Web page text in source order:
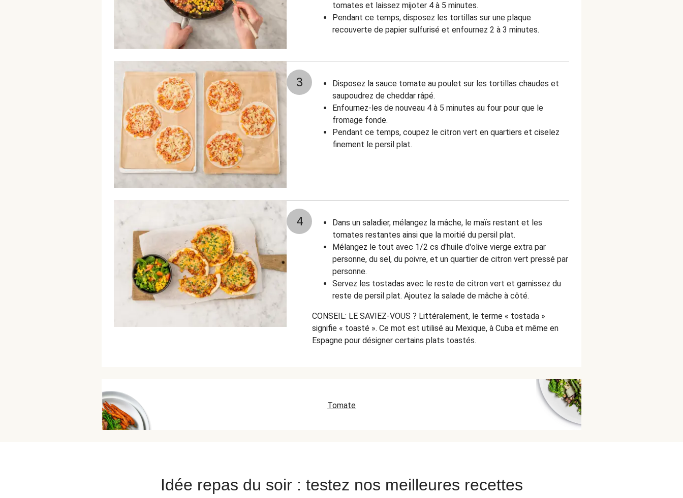
tomates et laissez mijoter 4 à 5 minutes.
Pendant ce temps, disposez les tortillas sur une plaque
recouverte de papier sulfurisé et enfournez 2 à 3 minutes.
3
Disposez la sauce tomate au poulet sur les tortillas chaudes et
saupoudrez de cheddar râpé.
Enfournez-les de nouveau 4 à 5 minutes au four pour que le
fromage fonde.
Pendant ce temps, coupez le citron vert en quartiers et ciselez
finement le persil plat.
4
Dans un saladier, mélangez la mâche, le maïs restant et les
tomates restantes ainsi que la moitié du persil plat.
Mélangez le tout avec 1/2 cs d'huile d'olive vierge extra par
personne, du sel, du poivre, et un quartier de citron vert pressé par
personne.
Servez les tostadas avec le reste de citron vert et garnissez du
reste de persil plat. Ajoutez la salade de mâche à côté.
CONSEIL: LE SAVIEZ-VOUS ? Littéralement, le terme « tostada »
signifie « toasté ». Ce mot est utilisé au Mexique, à Cuba et même en
Espagne pour désigner certains plats toastés.
Tomate
Idée repas du soir : testez nos meilleures recettes